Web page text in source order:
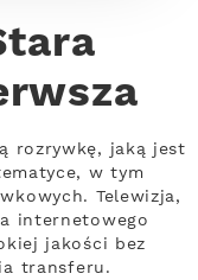
rozrywkę, jaką jest
w tym
Telewizja,
internetowego
jakości bez
transferu.